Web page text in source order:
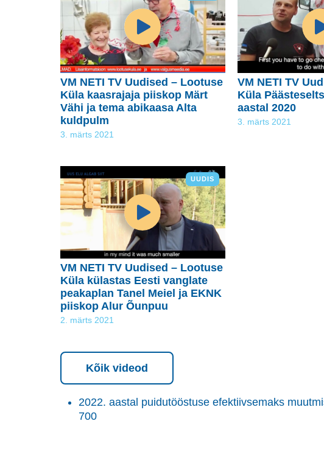
VM NETI TV Uudised – Lootuse
Küla kaasrajaja piiskop Märt
Vähi ja tema abikaasa Alta
kuldpulm
3. märts 2021
VM NETI TV
Küla
aastal 2020
3. märts 2021
UUDIS
VM NETI TV Uudised – Lootuse
Küla külastas Eesti vanglate
peakaplan Tanel Meiel ja EKNK
piiskop Alur Õunpuu
2. märts 2021
Kõik videod
2022. aastal puidutööstuse efektiivsemaks
700